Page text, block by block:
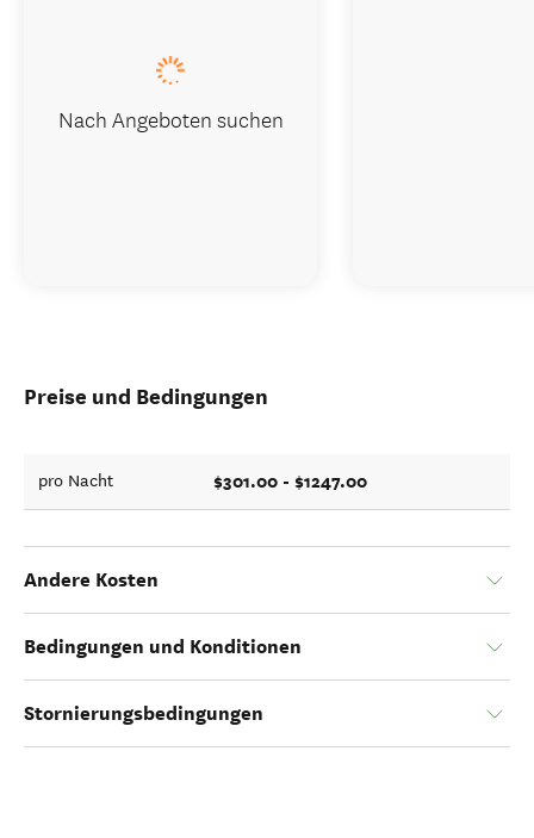
Preise und Bedingungen
pro Nacht $301.00 - $1247.00
Andere Kosten
Bedingungen und Konditionen
Stornierungsbedingungen
Nach Angeboten suchen